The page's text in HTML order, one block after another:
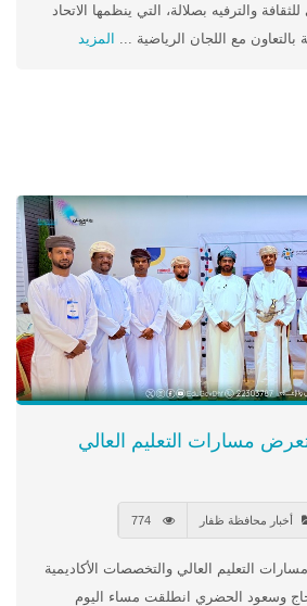
والترفيه بصلالة، التي ينظمها الاتحاد
بالتعاون مع اللجان الرياضية ... المزيد
مسارات التعليم العالي
أخبار محافظة ظفار
التعليم العالي والتخصصات الأكاديمية
وسعود الحضري انطلقت مساء اليوم